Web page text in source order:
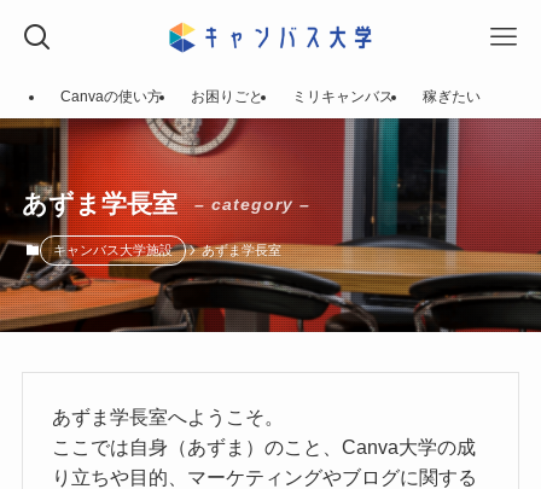
Canvaの使い方 お困りごと ミリキャンバス 稼ぎたい
あずま学長室 – category –
キャンバス大学施設 あずま学長室
あずま学長室へようこそ。
ここでは自身（あずま）のこと、Canva大学の成
り立ちや目的、マーケティングやブログに関する